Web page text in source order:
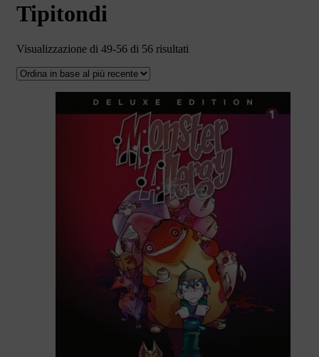
Tipitondi
Visualizzazione di 49-56 di 56 risultati
più
recente